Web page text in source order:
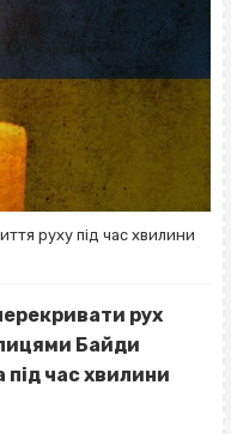
руху під час хвилини
рух
Байди
час хвилини